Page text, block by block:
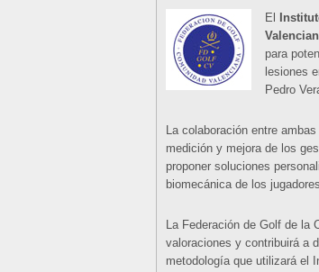
El
para
lesiones
Pedro
La colaboración entre
medición y mejora de los
proponer soluciones
biomecánica de los
La Federación de Golf de la
valoraciones y contribuirá a
metodología que utilizará el